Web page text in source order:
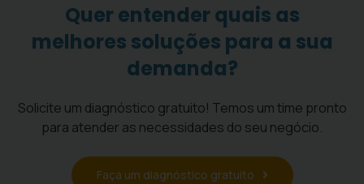
Quer entender quais as
melhores soluções para a sua
demanda?
Solicite um diagnóstico gratuito! Temos um time pronto
para atender as necessidades do seu negócio.
Faça um diagnóstico gratuito